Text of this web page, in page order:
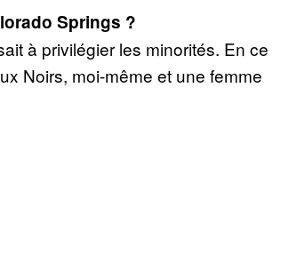
Springs ?
à privilégier les minorités. En ce
Noirs, moi-même et une femme